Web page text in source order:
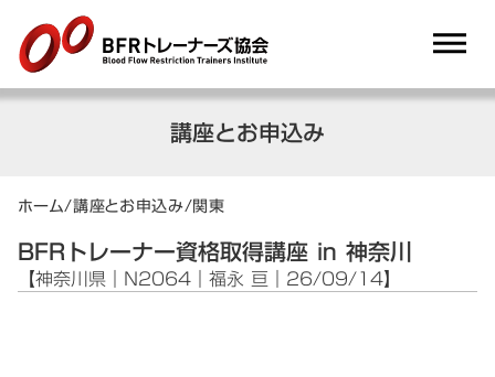
講座とお申込み
ホーム/講座とお申込み/関東
BFRトレーナー資格取得講座 in 神奈川
【神奈川県｜N2064｜福永 亘｜26/09/14】
dehaze